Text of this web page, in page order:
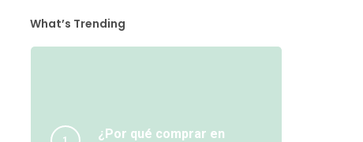
What’s Trending
¿Por qué comprar en